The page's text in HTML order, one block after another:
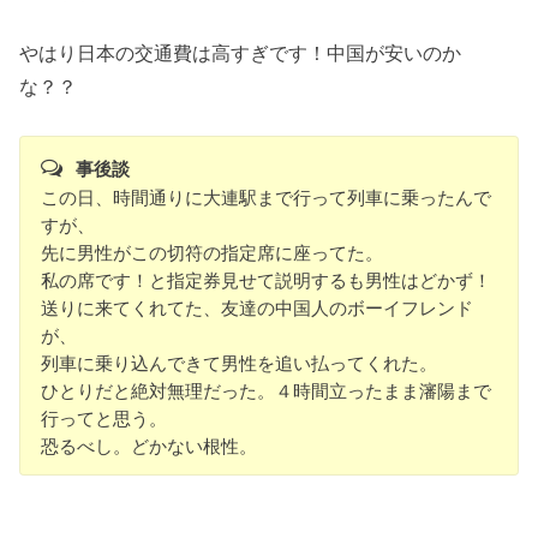
やはり日本の交通費は高すぎです！中国が安いのか
な？？
事後談
この日、時間通りに大連駅まで行って列車に乗ったんで
すが、
先に男性がこの切符の指定席に座ってた。
私の席です！と指定券見せて説明するも男性はどかず！
送りに来てくれてた、友達の中国人のボーイフレンド
が、
列車に乗り込んできて男性を追い払ってくれた。
ひとりだと絶対無理だった。４時間立ったまま瀋陽まで
行ってと思う。
恐るべし。どかない根性。